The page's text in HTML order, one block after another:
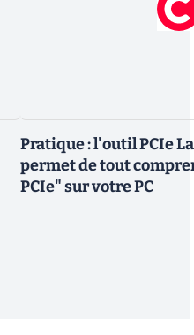
Pratique : l'outil PCIe
permet de tout
PCIe" sur votre PC